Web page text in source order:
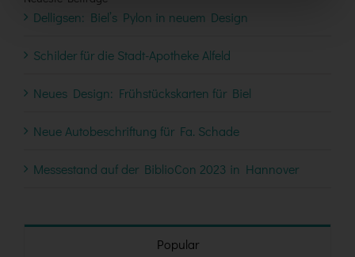
Delligsen: Biel’s Pylon in neuem Design
Schilder für die Stadt-Apotheke Alfeld
Neues Design: Frühstückskarten für Biel
Neue Autobeschriftung für Fa. Schade
Messestand auf der BiblioCon 2023 in Hannover
Popular